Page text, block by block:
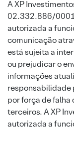
A XP
02.332.886/
autorizada a
comunicação
está sujeita a
ou prejudicar o
informações
responsabilidade
por força de
terceiros. A XP
autorizada a